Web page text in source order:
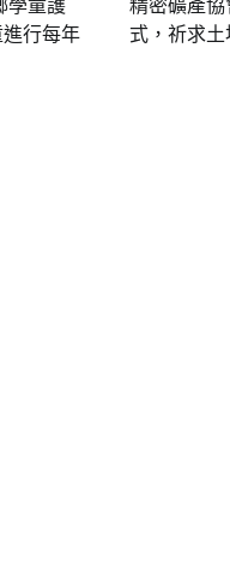
行每年
式，祈求